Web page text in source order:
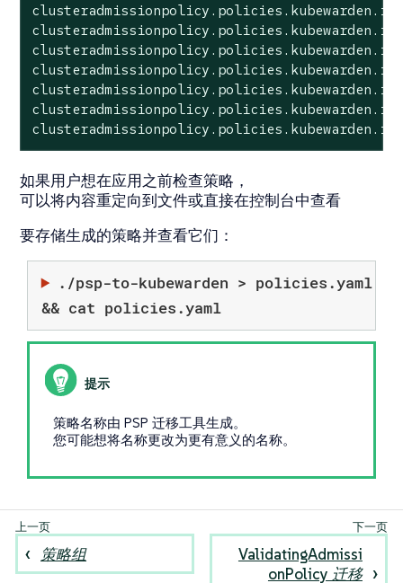
clusteradmissionpolicy.policies.kubewarden.io/
clusteradmissionpolicy.policies.kubewarden.io/
clusteradmissionpolicy.policies.kubewarden.io/
如果用户想在应用之前检查策略，
可以将内容重定向到文件或直接在控制台中查看
要存储生成的策略并查看它们：
./psp-to-kubewarden > policies.yaml
&& cat policies.yaml
策略名称由 PSP 迁移工具生成。
您可能想将名称更改为更有意义的名称。
策略组
ValidatingAdmissi
onPolicy 迁移